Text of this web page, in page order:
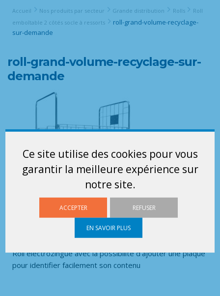
Ce site utilise des cookies pour vous
garantir la meilleure expérience sur
notre site.
ACCEPTER REFUSER
EN SAVOIR PLUS
Accueil Nos produits par secteur Grande distribution Rolls
Roll
emboîtable 2 côtés socle à ressorts
roll-grand-volume-recyclage-
sur-demande
roll-grand-volume-recyclage-sur-
demande
Roll électrozingué avec la possibilité d’ajouter une plaque
pour identifier facilement son contenu